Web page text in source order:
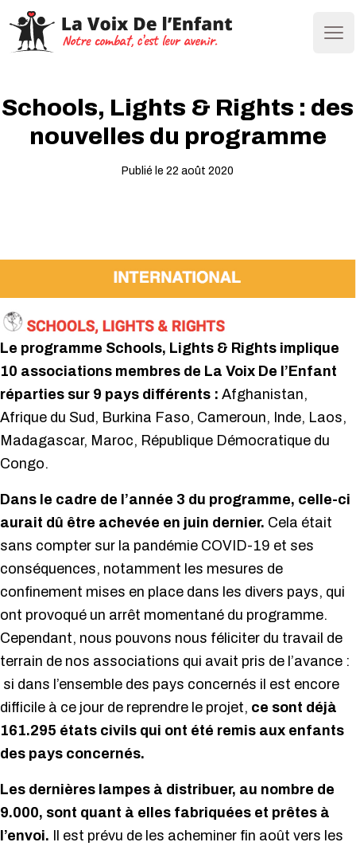
Schools, Lights & Rights : des
nouvelles du programme
Publié le 22 août 2020
Le programme Schools, Lights & Rights implique
10 associations membres de La Voix De l’Enfant
réparties sur 9 pays différents : Afghanistan,
Afrique du Sud, Burkina Faso, Cameroun, Inde, Laos,
Madagascar, Maroc, République Démocratique du
Congo.
Dans le cadre de l’année 3 du programme, celle-ci
aurait dû être achevée en juin dernier. Cela était
sans compter sur la pandémie COVID-19 et ses
conséquences, notamment les mesures de
confinement mises en place dans les divers pays, qui
ont provoqué un arrêt momentané du programme.
Cependant, nous pouvons nous féliciter du travail de
terrain de nos associations qui avait pris de l’avance :
si dans l’ensemble des pays concernés il est encore
difficile à ce jour de reprendre le projet, ce sont déjà
161.295 états civils qui ont été remis aux enfants
des pays concernés.
Les dernières lampes à distribuer, au nombre de
9.000, sont quant à elles fabriquées et prêtes à
l’envoi. Il est prévu de les acheminer fin août vers les